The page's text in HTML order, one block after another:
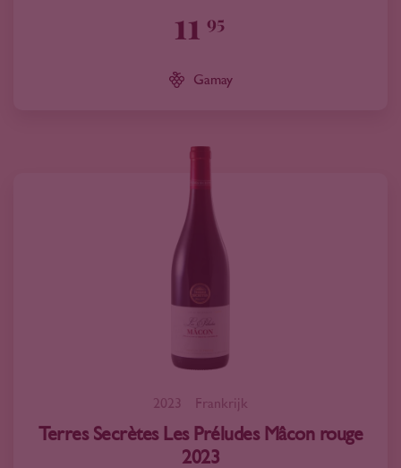
11 95
Gamay
2023 Frankrijk
Terres Secrètes Les Préludes Mâcon rouge
2023